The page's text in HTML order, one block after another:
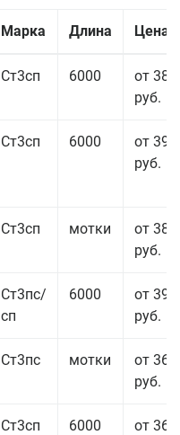
Марка Длина Цена
Ст3сп 6000
от 38
руб.
Ст3сп 6000
от 39
руб.
Ст3сп мотки
от 38
руб.
Ст3пс/
сп
6000
от 39
руб.
Ст3пс мотки
от 36
руб.
Ст3сп 6000
от 36